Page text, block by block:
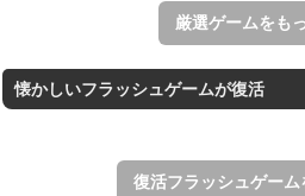
すべての矢印を画面外へ
厳選ゲームをも
懐かしいフラッシュゲームが復活
復活フラッシュゲーム